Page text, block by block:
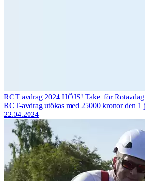
ROT avdrag 2024 HÖJS! Taket för
ROT-avdrag utökas med 25000 kronor den 1
22.04.2024